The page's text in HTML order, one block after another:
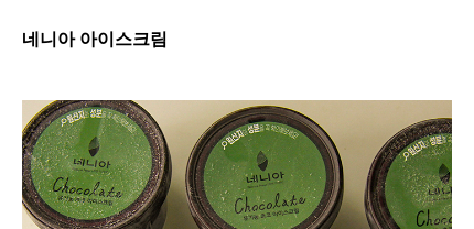
네니아 아이스크림